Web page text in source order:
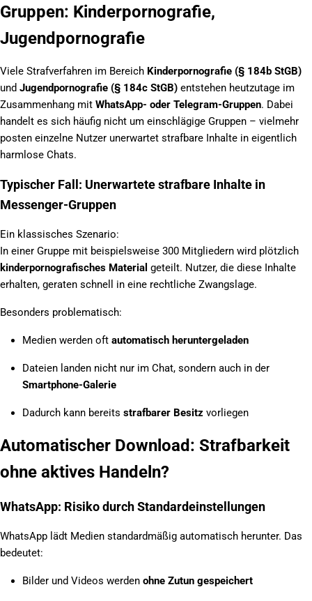
Gruppen: Kinderpornografie,
Jugendpornografie
Viele Strafverfahren im Bereich Kinderpornografie (§ 184b StGB)
und Jugendpornografie (§ 184c StGB) entstehen heutzutage im
Zusammenhang mit WhatsApp- oder Telegram-Gruppen. Dabei
handelt es sich häufig nicht um einschlägige Gruppen – vielmehr
posten einzelne Nutzer unerwartet strafbare Inhalte in eigentlich
harmlose Chats.
Typischer Fall: Unerwartete strafbare Inhalte in
Messenger-Gruppen
Ein klassisches Szenario:
In einer Gruppe mit beispielsweise 300 Mitgliedern wird plötzlich
kinderpornografisches Material geteilt. Nutzer, die diese Inhalte
erhalten, geraten schnell in eine rechtliche Zwangslage.
Besonders problematisch:
Medien werden oft automatisch heruntergeladen
Dateien landen nicht nur im Chat, sondern auch in der
Smartphone-Galerie
Dadurch kann bereits strafbarer Besitz vorliegen
Automatischer Download: Strafbarkeit
ohne aktives Handeln?
WhatsApp: Risiko durch Standardeinstellungen
WhatsApp lädt Medien standardmäßig automatisch herunter. Das
bedeutet:
Bilder und Videos werden ohne Zutun gespeichert